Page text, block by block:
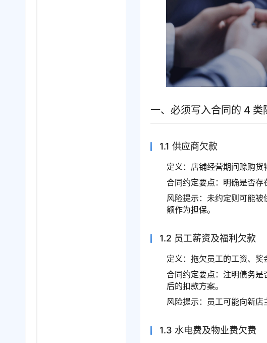
一、必须写入合同的 4 类
1.1 供应商欠款
定义：店铺经营期间赊购货
合同约定要点：明确是否存
风险提示：未约定则可能
额作为担保。
1.2 员工薪资及福利欠款
定义：拖欠员工的工资、奖
合同约定要点：注明债务是
后的扣款方案。
风险提示：员工可能向新店
1.3 水电费及物业费欠费